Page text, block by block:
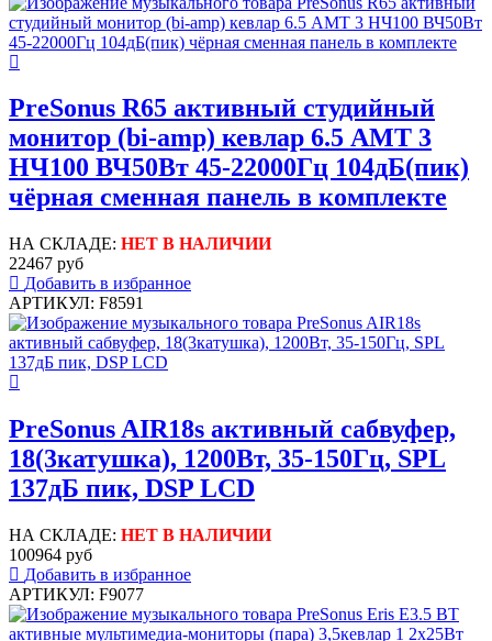
PreSonus R65 активный студийный
монитор (bi-amp) кевлар 6.5 AMT 3
НЧ100 ВЧ50Вт 45-22000Гц 104дБ(пик)
чёрная сменная панель в комплекте
НА СКЛАДЕ: НЕТ В НАЛИЧИИ
22467 руб
Добавить в избранное
АРТИКУЛ: F8591
PreSonus AIR18s активный сабвуфер,
18(3катушка), 1200Вт, 35-150Гц, SPL
137дБ пик, DSP LCD
НА СКЛАДЕ: НЕТ В НАЛИЧИИ
100964 руб
Добавить в избранное
АРТИКУЛ: F9077